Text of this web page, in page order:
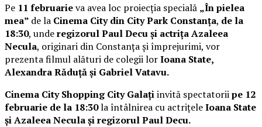
Pe 11 februarieva avea loc proiecția specială „În pielea
mea” de la Cinema City din City Park Constanța, de la
18:30, underegizorul Paul Decu și actrița Azaleea
Necula, originari din Constanța și împrejurimi, vor
prezenta filmul alături de colegii lorIoana State,
Alexandra Răduță și Gabriel Vatavu.
Cinema City Shopping City Galațiinvită spectatoriipe 12
februarie de la 18:30la întâlnirea cu actrițeleIoana State
și Azaleea Necula și regizorul Paul Decu.